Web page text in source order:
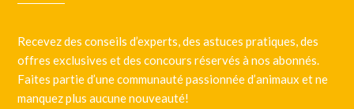
Recevez des conseils d’experts, des astuces pratiques, des
offres exclusives et des concours réservés à nos abonnés.
Faites partie d’une communauté passionnée d’animaux et ne
manquez plus aucune nouveauté!